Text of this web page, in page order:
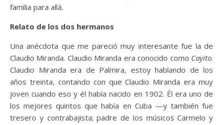
familia para allá.
Relato de los dos hermanos
Una anécdota que me pareció muy interesante fue la de
Claudio Miranda. Claudio Miranda era conocido como Cayito.
Claudio Miranda era de Palmira, estoy hablando de los
años treinta, contando con que Claudio Miranda era muy
joven cuando eso y él había nacido en 1902. Él era uno de
los mejores quintos que había en Cuba —y también fue
tresero y contrabajista; padre de los músicos Carmelo y